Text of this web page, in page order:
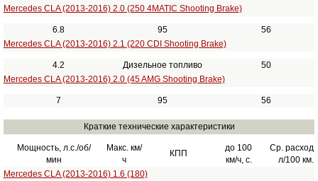
Mercedes CLA (2013-2016) 2.0 (250 4MATIC Shooting Brake)
6.8 95
56
Mercedes CLA (2013-2016) 2.1 (220 CDI Shooting Brake)
4.2 Дизельное топливо
50
Mercedes CLA (2013-2016) 2.0 (45 AMG Shooting Brake)
7 95 56
Краткие технические характеристики
Мощность, л.с./об/
мин
Макс. км/
ч
КПП
до 100
км/ч, с.
Ср. расход
л/100 км.
Mercedes CLA (2013-2016) 1.6 (180)